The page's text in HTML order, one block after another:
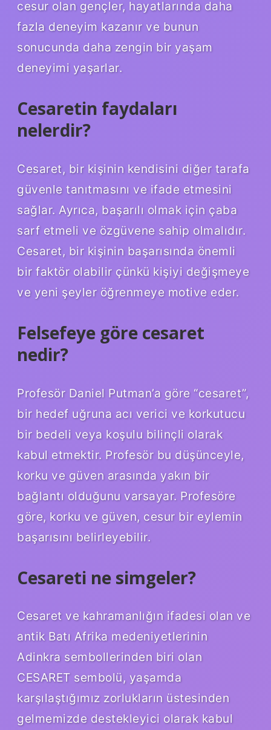
cesur olan gençler, hayatlarında daha
fazla deneyim kazanır ve bunun
sonucunda daha zengin bir yaşam
deneyimi yaşarlar.
Cesaretin faydaları
nelerdir?
Cesaret, bir kişinin kendisini diğer tarafa
güvenle tanıtmasını ve ifade etmesini
sağlar. Ayrıca, başarılı olmak için çaba
sarf etmeli ve özgüvene sahip olmalıdır.
Cesaret, bir kişinin başarısında önemli
bir faktör olabilir çünkü kişiyi değişmeye
ve yeni şeyler öğrenmeye motive eder.
Felsefeye göre cesaret
nedir?
Profesör Daniel Putman’a göre “cesaret”,
bir hedef uğruna acı verici ve korkutucu
bir bedeli veya koşulu bilinçli olarak
kabul etmektir. Profesör bu düşünceyle,
korku ve güven arasında yakın bir
bağlantı olduğunu varsayar. Profesöre
göre, korku ve güven, cesur bir eylemin
başarısını belirleyebilir.
Cesareti ne simgeler?
Cesaret ve kahramanlığın ifadesi olan ve
antik Batı Afrika medeniyetlerinin
Adinkra sembollerinden biri olan
CESARET sembolü, yaşamda
karşılaştığımız zorlukların üstesinden
gelmemizde destekleyici olarak kabul